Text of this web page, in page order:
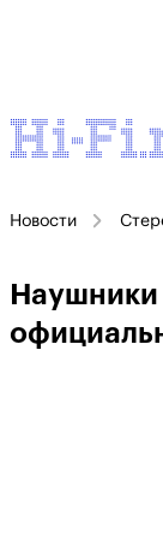
Новости
Наушники